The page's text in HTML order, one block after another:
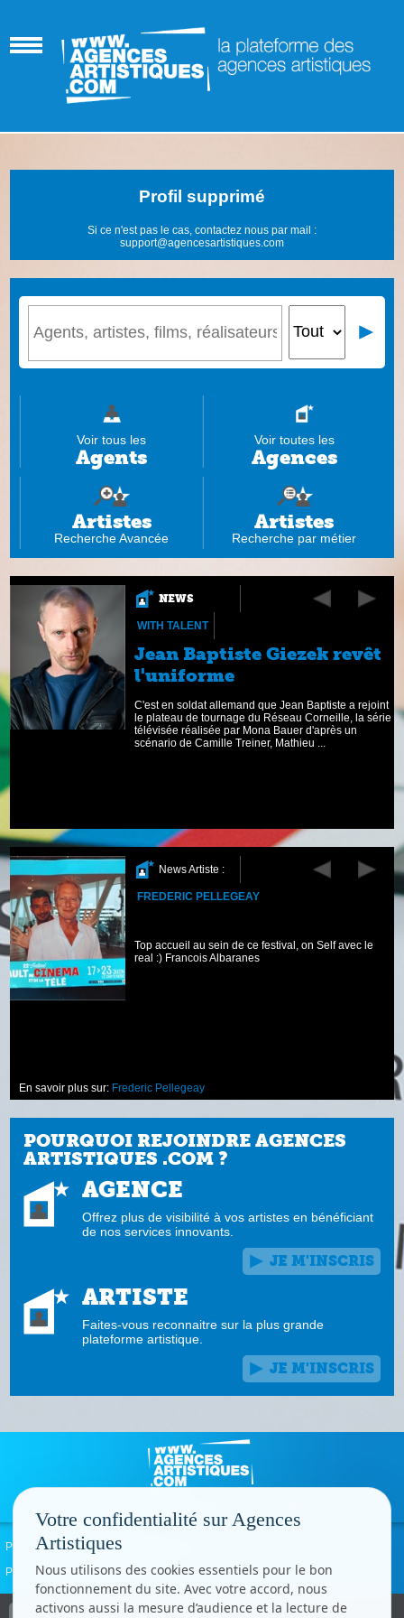
Profil supprimé
Si ce n'est pas le cas, contactez nous par mail :
support@agencesartistiques.com
Voir tous les
Agents
Voir toutes les
Agences
Artistes
Recherche Avancée
Artistes
Recherche par métier
NEWS
WITH TALENT
Jean Baptiste Giezek revêt
l'uniforme
C'est en soldat allemand que Jean Baptiste a rejoint
le plateau de tournage du Réseau Corneille, la série
télévisée réalisée par Mona Bauer d'après un
scénario de Camille Treiner, Mathieu ...
News Artiste :
FREDERIC PELLEGEAY
Top accueil au sein de ce festival, on Self avec le
real :) Francois Albaranes
En savoir plus sur: Frederic Pellegeay
POURQUOI REJOINDRE AGENCES
ARTISTIQUES .COM ?
AGENCE
Offrez plus de visibilité à vos artistes en bénéficiant
de nos services innovants.
JE M'INSCRIS
ARTISTE
Faites-vous reconnaitre sur la plus grande
plateforme artistique.
JE M'INSCRIS
Politique de confidentialité
Paramètres cookies
Copyright © CC.Comunication
Votre confidentialité sur Agences
Artistiques
Nous utilisons des cookies essentiels pour le bon
fonctionnement du site. Avec votre accord, nous
activons aussi la mesure d’audience et la lecture de